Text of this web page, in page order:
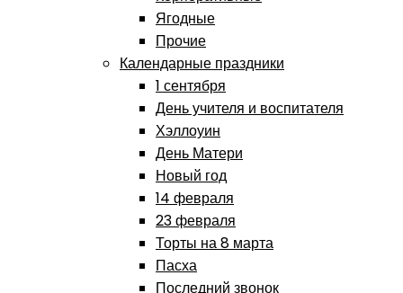
Ягодные
Прочие
Календарные праздники
1 сентября
День учителя и воспитателя
Хэллоуин
День Матери
Новый год
14 февраля
23 февраля
Торты на 8 марта
Пасха
Последний звонок